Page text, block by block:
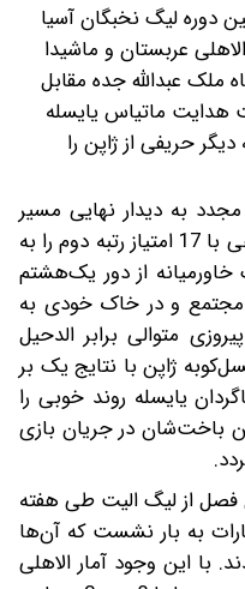
دوره لیگ نخبگان آسیا
اتمام می‌رسد و 2 تیم الاهلی عربستان و ماشیدا
19:45 در ورزشگاه ملک عبدالله جده مقابل
هدایت ماتیاس یایسله
حریفی از ژاپن را
به دیدار نهایی مسیر
جالبی را پیمود. الاهلی در دور گروهی با 17 امتیاز رتبه دوم را به
از دور یک‌هشتم
مجتمع و در خاک خودی به
انجام رساندند که ماحصل آن 3 پیروزی متوالی برابر الدحیل
ژاپن با نتایج یک بر
بود. شاگردان یایسله روند خوبی را
باخت‌شان در جریان بازی
فصل از لیگ الیت طی هفته
به بار نشست که آن‌ها
با این وجود آمار الاهلی